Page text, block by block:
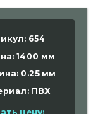
654
1400 мм
0.25 мм
ПВХ